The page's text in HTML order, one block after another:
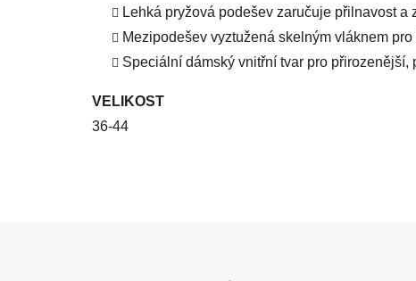
Lehká pryžová podešev zaručuje přilnavost a
Mezipodešev vyztužená skelným vláknem
Speciální dámský vnitřní tvar pro přirozenější,
VELIKOST
36-44